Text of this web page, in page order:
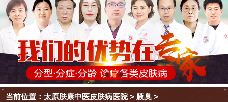
当前位置： 太原肤康中医皮肤病医院> 腋臭 >